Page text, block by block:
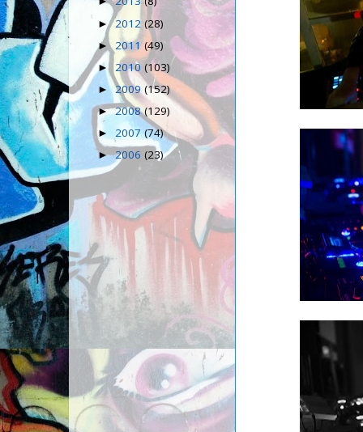
►2012 (28)
► 2011(49)
► 2010 (103)
► 2009 (152)
►2008(129)
► 2007(74)
►2006 (23)